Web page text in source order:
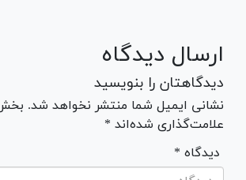
ارسال دیدگاه
دیدگاهتان را بنویسید
نشانی ایمیل شما منتشر نخواهد شد.
علامت‌گذاری شده‌اند *
* دیدگاه